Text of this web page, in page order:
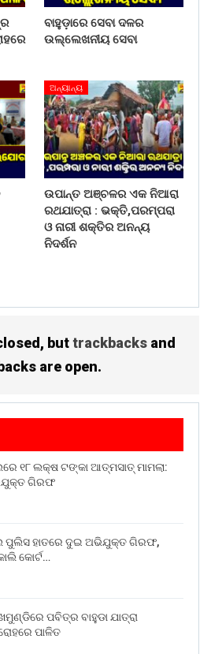
ବାହୁଡ଼ାରେ ସେବା ଦଳର
ଉଲ୍ଲେଖନୀୟ ସେବା
ଅନ୍ୟାନ୍ୟ
ଉପାନ୍ତ ଅଞ୍ଚଳର ଏକ ନିଆରା
ରଥଯାତ୍ରା : ଭକ୍ତି,ପରମ୍ପରା
ଓ ନାରୀ ଶକ୍ତିର ଅନନ୍ୟ
ନିଦର୍ଶନ
buttrackbacks and
are open.
୧୮ ଲକ୍ଷ ଟଙ୍କା ଆତ୍ମସାତ୍ ମାମଲା:
ଗିରଫ
ପୁଲିସ ହାତରେ ଦୁଇ ଅଭିଯୁକ୍ତ ଗିରଫ,
କୋର୍ଟ…
ପବିତ୍ର ବାହୁଡା ଯାତ୍ରା
ପାଳିତ